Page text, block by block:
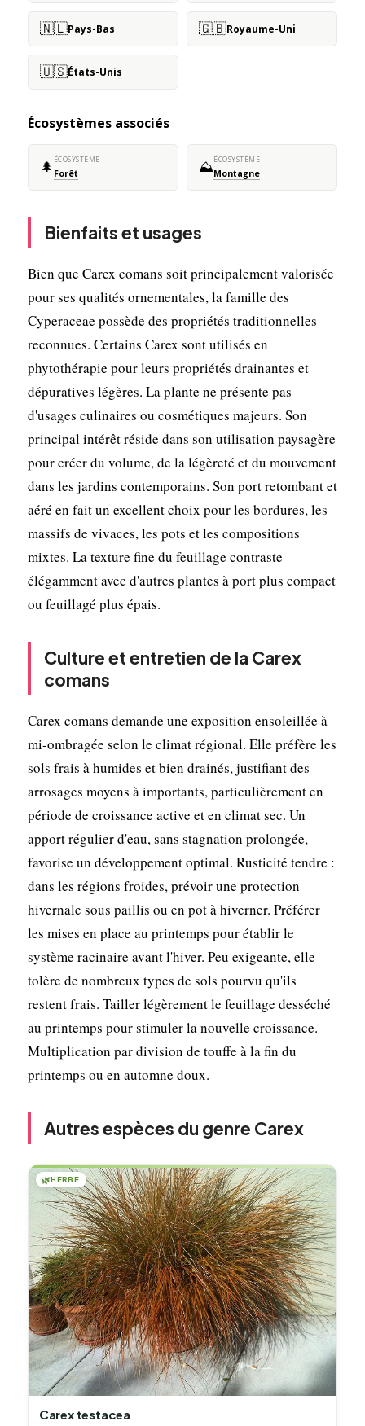
🇳🇱Pays-Bas 🇬🇧Royaume-Uni
🇺🇸États-Unis
Écosystèmes associés
🌲 ÉCOSYSTÈME
Forêt ⛰️ÉCOSYSTÈME
Montagne
Bienfaits et usages
Bien que Carex comans soit principalement valorisée
pour ses qualités ornementales, la famille des
Cyperaceae possède des propriétés traditionnelles
reconnues. Certains Carex sont utilisés en
phytothérapie pour leurs propriétés drainantes et
dépuratives légères. La plante ne présente pas
d'usages culinaires ou cosmétiques majeurs. Son
principal intérêt réside dans son utilisation paysagère
pour créer du volume, de la légèreté et du mouvement
dans les jardins contemporains. Son port retombant et
aéré en fait un excellent choix pour les bordures, les
massifs de vivaces, les pots et les compositions
mixtes. La texture fine du feuillage contraste
élégamment avec d'autres plantes à port plus compact
ou feuillagé plus épais.
Culture et entretien de la Carex
comans
Carex comans demande une exposition ensoleillée à
mi-ombragée selon le climat régional. Elle préfère les
sols frais à humides et bien drainés, justifiant des
arrosages moyens à importants, particulièrement en
période de croissance active et en climat sec. Un
apport régulier d'eau, sans stagnation prolongée,
favorise un développement optimal. Rusticité tendre :
dans les régions froides, prévoir une protection
hivernale sous paillis ou en pot à hiverner. Préférer
les mises en place au printemps pour établir le
système racinaire avant l'hiver. Peu exigeante, elle
tolère de nombreux types de sols pourvu qu'ils
restent frais. Tailler légèrement le feuillage desséché
au printemps pour stimuler la nouvelle croissance.
Multiplication par division de touffe à la fin du
printemps ou en automne doux.
Autres espèces du genre Carex
🌿HERBE
Carex testacea